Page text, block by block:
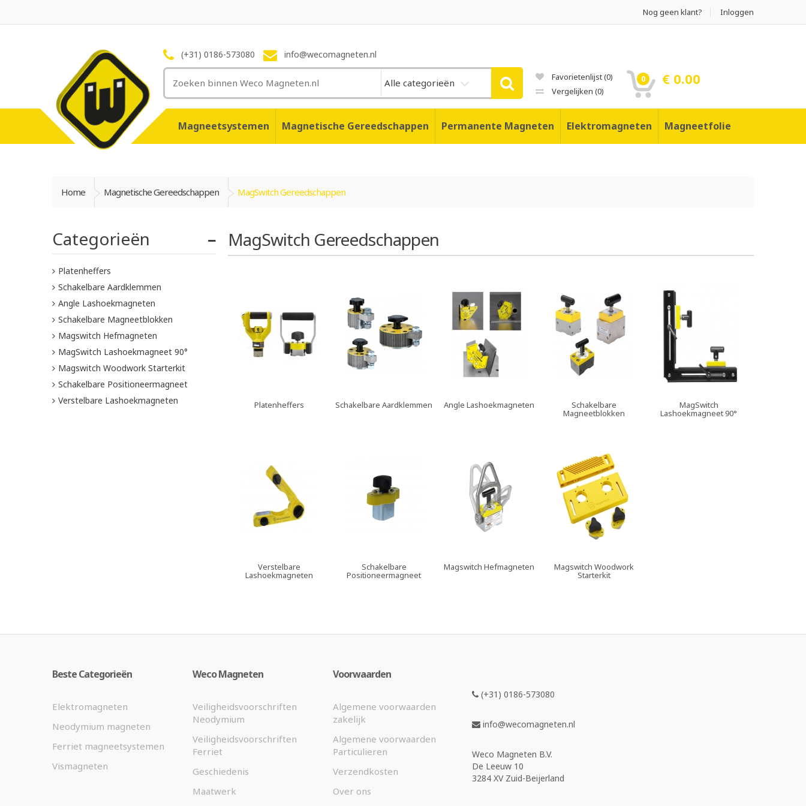
Nog geen klant? Inloggen
(+31) 0186-573080 info@wecomagneten.nl
Alle categorieën Favorietenlijst(0)
Vergelijken (0)
0 € 0.00
Magneetsystemen Magnetische Gereedschappen Permanente Magneten Elektromagneten Magneetfolie
Home Magnetische Gereedschappen MagSwitch Gereedschappen
Categorieën
Platenheffers
Schakelbare Aardklemmen
Angle Lashoekmagneten
Schakelbare Magneetblokken
Magswitch Hefmagneten
MagSwitch Lashoekmagneet 90°
Magswitch Woodwork Starterkit
Schakelbare Positioneermagneet
Verstelbare Lashoekmagneten
MagSwitch Gereedschappen
Platenheffers Schakelbare Aardklemmen Angle Lashoekmagneten Schakelbare
Magneetblokken
MagSwitch
Lashoekmagneet 90°
Verstelbare
Lashoekmagneten
Schakelbare
Positioneermagneet
Magswitch Hefmagneten Magswitch Woodwork
Starterkit
(+31) 0186-573080
info@wecomagneten.nl
Weco Magneten B.V.
De Leeuw 10
3284 XV Zuid-Beijerland
Beste Categorieën
Elektromagneten
Neodymium magneten
Ferriet magneetsystemen
Vismagneten
Weco Magneten
Veiligheidsvoorschriften
Neodymium
Veiligheidsvoorschriften
Ferriet
Geschiedenis
Maatwerk
Voorwaarden
Algemene voorwaarden
zakelijk
Algemene voorwaarden
Particulieren
Verzendkosten
Over ons